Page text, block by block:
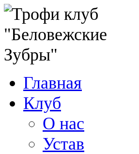
Главная
Клуб
О нас
Устав